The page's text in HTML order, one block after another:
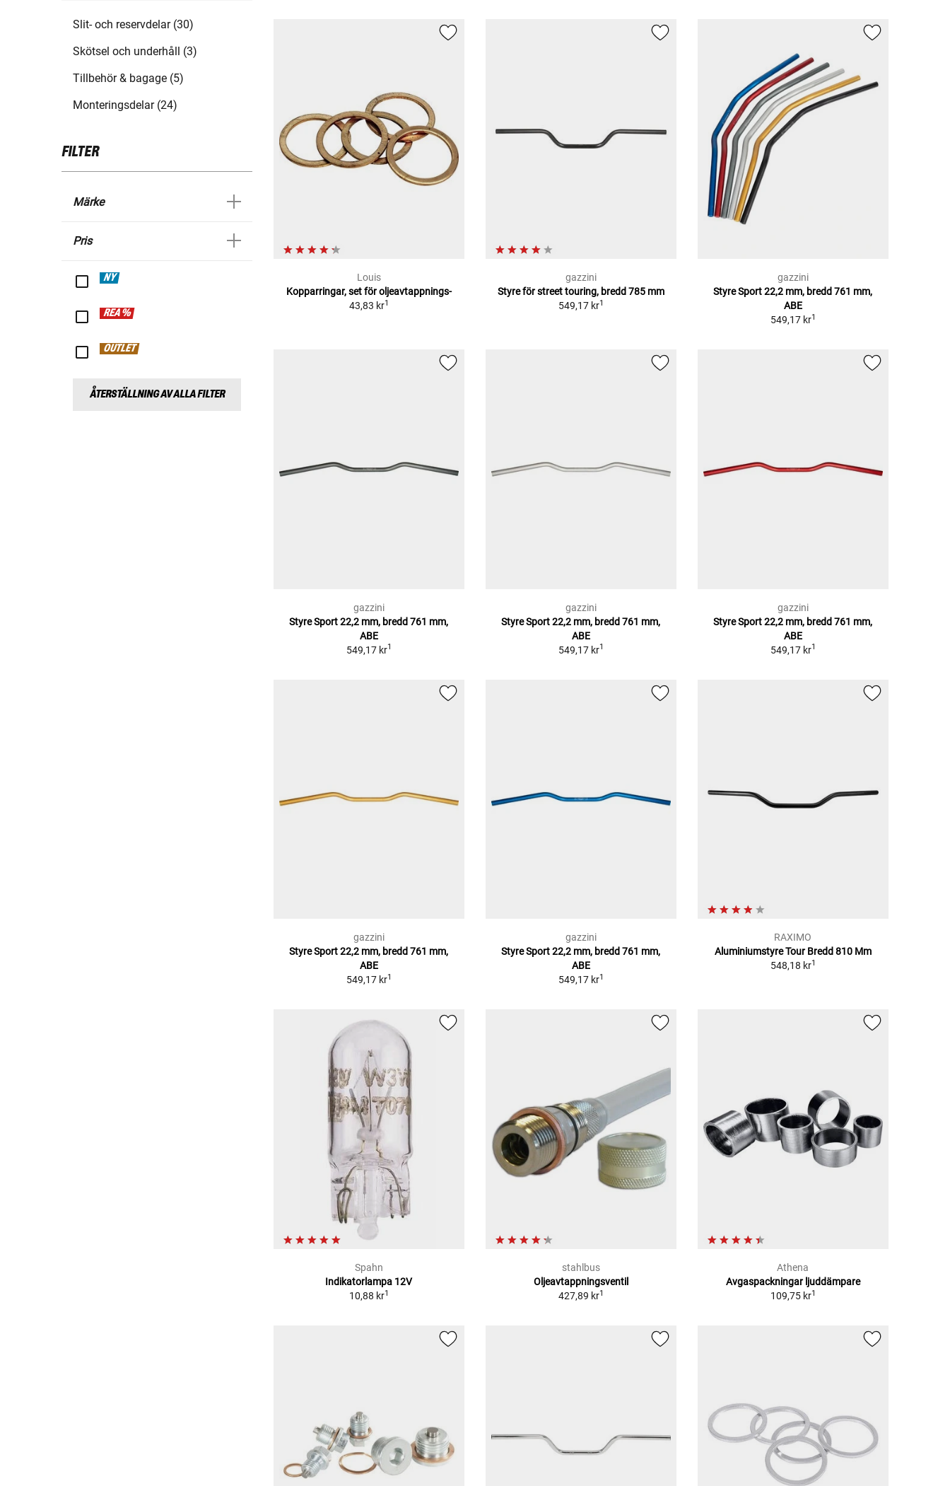
Slit- och reservdelar (30)
Skötsel och underhåll (3)
Tillbehör & bagage (5)
Monteringsdelar (24)
FILTER
Märke
Pris
NY
REA %
OUTLET
ÅTERSTÄLLNING AV ALLA FILTER
Louis
Kopparringar, set för oljeavtappnings-
43,83 kr1
gazzini
Styre för street touring, bredd 785 mm
549,17 kr1
gazzini
Styre Sport 22,2 mm, bredd 761 mm,
ABE
549,17 kr1
gazzini
Styre Sport 22,2 mm, bredd 761 mm,
ABE
549,17 kr1
gazzini
Styre Sport 22,2 mm, bredd 761 mm,
ABE
549,17 kr1
gazzini
Styre Sport 22,2 mm, bredd 761 mm,
ABE
549,17 kr1
gazzini
Styre Sport 22,2 mm, bredd 761 mm,
ABE
549,17 kr1
gazzini
Styre Sport 22,2 mm, bredd 761 mm,
ABE
549,17 kr1
RAXIMO
Aluminiumstyre Tour Bredd 810 Mm
548,18 kr1
Spahn
Indikatorlampa 12V
10,88 kr1
stahlbus
Oljeavtappningsventil
427,89 kr1
Athena
Avgaspackningar ljuddämpare
109,75 kr1